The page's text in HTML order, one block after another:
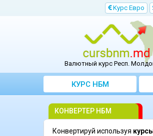
Kурс Евро
Валютный курс Респ.
КУРС НБМ
КОНВЕРТЕР НБМ
Конвертируй используя